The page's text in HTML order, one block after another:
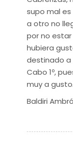
supo mal
a otro no
por no
hubiera
destinado a
Cabo 1º,
muy a gusto.
Baldiri